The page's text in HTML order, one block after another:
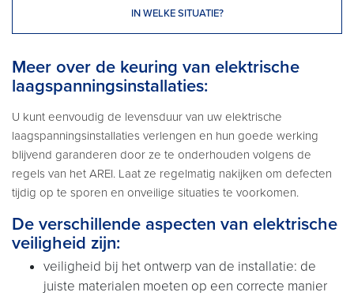
IN WELKE SITUATIE?
Meer over de keuring van elektrische
laagspanningsinstallaties:
U kunt eenvoudig de levensduur van uw elektrische
laagspanningsinstallaties verlengen en hun goede werking
blijvend garanderen door ze te onderhouden volgens de
regels van het AREI. Laat ze regelmatig nakijken om defecten
tijdig op te sporen en onveilige situaties te voorkomen.
De verschillende aspecten van elektrische
veiligheid zijn:
veiligheid bij het ontwerp van de installatie: de
juiste materialen moeten op een correcte manier